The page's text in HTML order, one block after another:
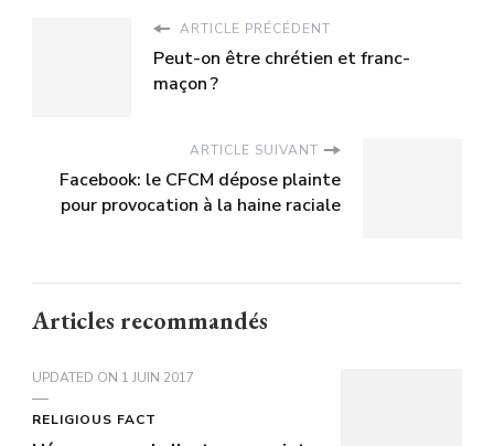
ARTICLE PRÉCÉDENT
Peut-on être chrétien et franc-
maçon ?
ARTICLE SUIVANT
Facebook: le CFCM dépose plainte
pour provocation à la haine raciale
Articles recommandés
UPDATED ON 1 JUIN 2017
RELIGIOUS FACT